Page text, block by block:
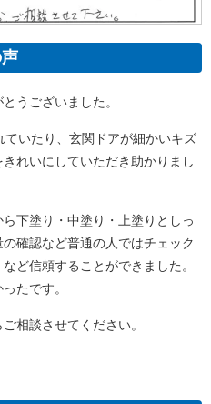
うございました。
いたり、玄関ドアが細かいキズ
れいにしていただき助かりまし
下塗り・中塗り・上塗りとしっ
確認など普通の人ではチェック
ど信頼することができました。
たです。
相談させてください。